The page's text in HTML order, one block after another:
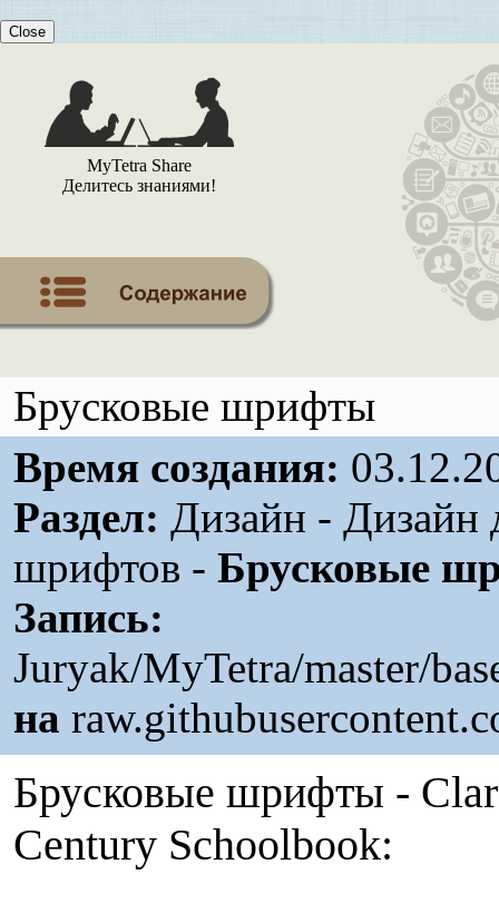
Close
MyTetra Share
Делитесь знаниями!
Брусковые шрифты
Время создания:
Раздел: Дизайн - Дизайн
шрифтов - Брусковые
Запись:
Juryak/MyTetra/master/
на
Брусковые шрифты -
Century Schoolbook: